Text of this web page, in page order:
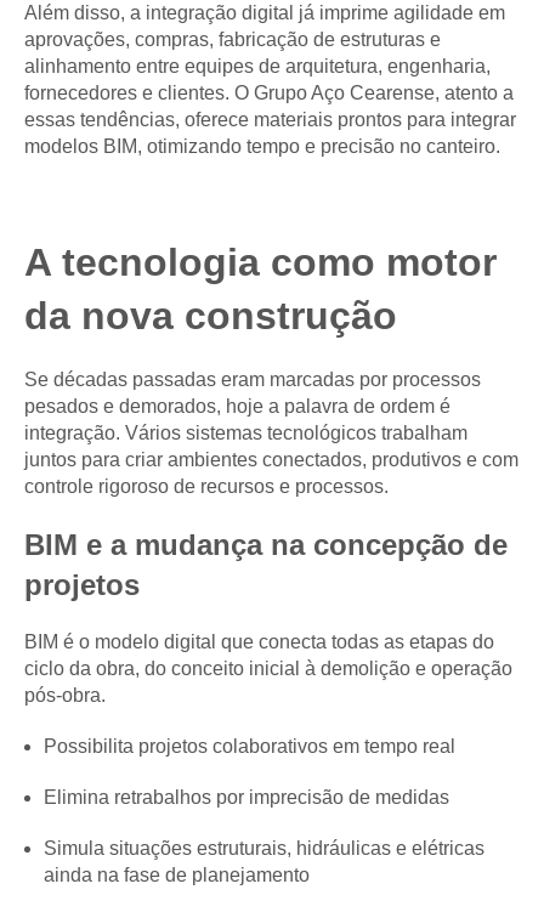
Além disso, a integração digital já imprime agilidade em
aprovações, compras, fabricação de estruturas e
alinhamento entre equipes de arquitetura, engenharia,
fornecedores e clientes. O Grupo Aço Cearense, atento a
essas tendências, oferece materiais prontos para integrar
modelos BIM, otimizando tempo e precisão no canteiro.
A tecnologia como motor
da nova construção
Se décadas passadas eram marcadas por processos
pesados e demorados, hoje a palavra de ordem é
integração. Vários sistemas tecnológicos trabalham
juntos para criar ambientes conectados, produtivos e com
controle rigoroso de recursos e processos.
BIM e a mudança na concepção de
projetos
BIM é o modelo digital que conecta todas as etapas do
ciclo da obra, do conceito inicial à demolição e operação
pós-obra.
Possibilita projetos colaborativos em tempo real
Elimina retrabalhos por imprecisão de medidas
Simula situações estruturais, hidráulicas e elétricas
ainda na fase de planejamento